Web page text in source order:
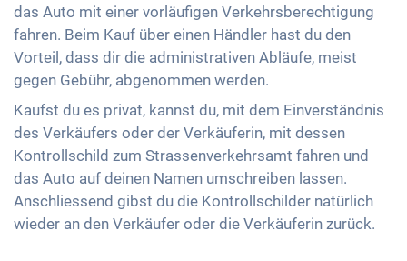
das Auto mit einer vorläufigen Verkehrsberechtigung
fahren. Beim Kauf über einen Händler hast du den
Vorteil, dass dir die administrativen Abläufe, meist
gegen Gebühr, abgenommen werden.
Kaufst du es privat, kannst du, mit dem Einverständnis
des Verkäufers oder der Verkäuferin, mit dessen
Kontrollschild zum Strassenverkehrsamt fahren und
das Auto auf deinen Namen umschreiben lassen.
Anschliessend gibst du die Kontrollschilder natürlich
wieder an den Verkäufer oder die Verkäuferin zurück.